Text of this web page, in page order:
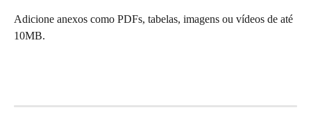
Adicione anexos como PDFs, tabelas, imagens ou vídeos de até
10MB.